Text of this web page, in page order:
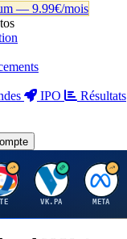
— 9.99€/mois
IPO
Résultats
V
VK.PA
M
META